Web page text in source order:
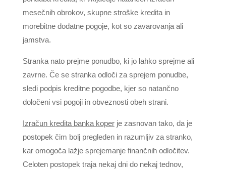
mesečnih obrokov, skupne stroške kredita in
morebitne dodatne pogoje, kot so zavarovanja ali
jamstva.
Stranka nato prejme ponudbo, ki jo lahko sprejme ali
zavrne. Če se stranka odloči za sprejem ponudbe,
sledi podpis kreditne pogodbe, kjer so natančno
določeni vsi pogoji in obveznosti obeh strani.
Izračun kredita banka koperje zasnovan tako, da je
postopek čim bolj pregleden in razumljiv za stranko,
kar omogoča lažje sprejemanje finančnih odločitev.
Celoten postopek traja nekaj dni do nekaj tednov,